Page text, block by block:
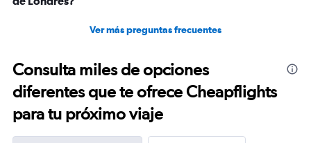
Ver más preguntas frecuentes
Consulta miles de opciones
diferentes que te ofrece Cheapflights
para tu próximo viaje